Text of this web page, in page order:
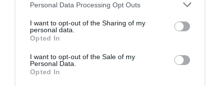
Personal Data Processing Opt Outs
I want to opt-out of the Sharing of my
personal data.
Opted In
I want to opt-out of the Sale of my
Personal Data.
Opted In
une saison record malgré le contexte géopolitique
Pointe‑à‑Pitre – Panama City : Air France ouvre un pont
aérien vers l’Amérique latine